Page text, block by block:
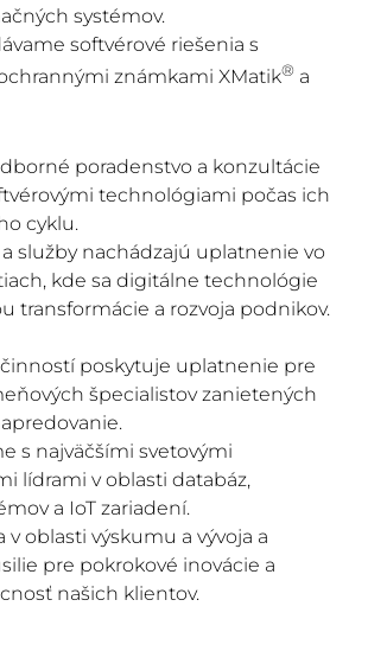
systémov.
softvérové riešenia s
známkami XMatik® a
poradenstvo a konzultácie
technológiami počas ich
cyklu.
služby nachádzajú uplatnenie vo
kde sa digitálne technológie
transformácie a rozvoja podnikov.
činností poskytuje uplatnenie pre
špecialistov zanietených
s najväčšími svetovými
lídrami v oblasti databáz,
a IoT zariadení.
v oblasti výskumu a vývoja a
pre pokrokové inovácie a
našich klientov.